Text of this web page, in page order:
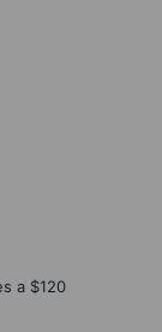
a $120